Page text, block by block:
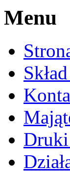
Menu